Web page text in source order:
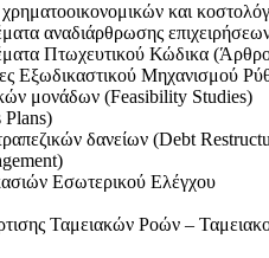
και
αναδιάρθρωσης
Πτωχευτικού Κώδικα
Εξωδικαστικού Μηχανισμού
μονάδων (Feasibility Studies)
Plans)
δανείων (Debt
Εσωτερικού Ελέγχου
Ταμειακών Ροών –